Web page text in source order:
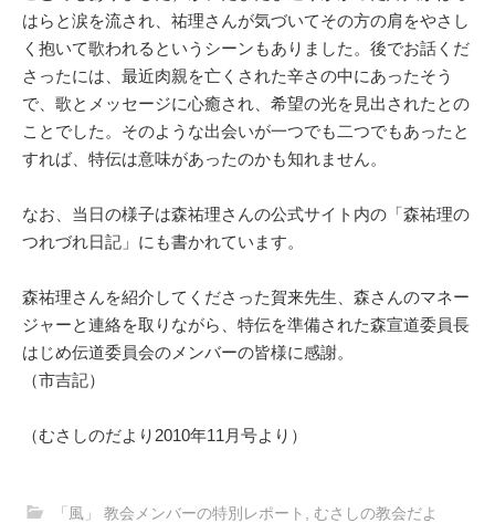
はらと涙を流され、祐理さんが気づいてその方の肩をやさし
く抱いて歌われるというシーンもありました。後でお話くだ
さったには、最近肉親を亡くされた辛さの中にあったそう
で、歌とメッセージに心癒され、希望の光を見出されたとの
ことでした。そのような出会いが一つでも二つでもあったと
すれば、特伝は意味があったのかも知れません。
なお、当日の様子は森祐理さんの公式サイト内の「森祐理の
つれづれ日記」にも書かれています。
森祐理さんを紹介してくださった賀来先生、森さんのマネー
ジャーと連絡を取りながら、特伝を準備された森宣道委員長
はじめ伝道委員会のメンバーの皆様に感謝。
（市吉記）
（むさしのだより2010年11月号より）
「風」 教会メンバーの特別レポート
むさしの教会だよ